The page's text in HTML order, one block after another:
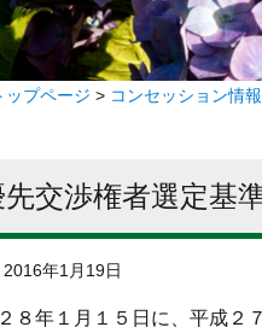
ップページ > コンセッション情報
交渉権者選定基
2016年1月19日
８年１月１５日に、平成２